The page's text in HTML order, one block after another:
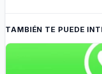
TAMBIÉN TE PUEDE